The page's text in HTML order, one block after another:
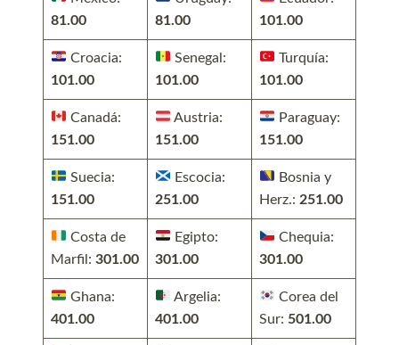
81.00
81.00
101.00
Croacia:
101.00
Senegal:
101.00
Turquía:
101.00
Canadá:
151.00
Austria:
151.00
Paraguay:
151.00
Suecia:
151.00
Escocia:
251.00
Bosnia y
Herz.: 251.00
Costa de
Marfil: 301.00
Egipto:
301.00
Chequia:
301.00
Ghana:
401.00
Argelia:
401.00
Corea del
Sur: 501.00